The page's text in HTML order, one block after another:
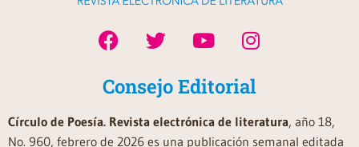
Consejo Editorial
Círculo de Poesía. Revista electrónica de literatura, año 18,
No. 960, febrero de 2026 es una publicación semanal editada